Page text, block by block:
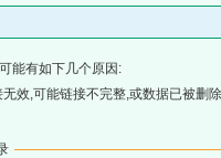
能有如下几个原因:
效,可能链接不完整,或数据已被删